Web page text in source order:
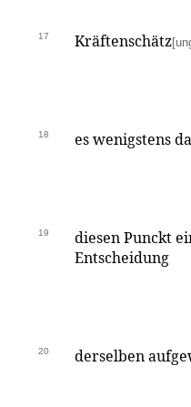
17 Kräftenschätz
18 es wenigstens
19
diesen Punckt
Entscheidung
20 derselben